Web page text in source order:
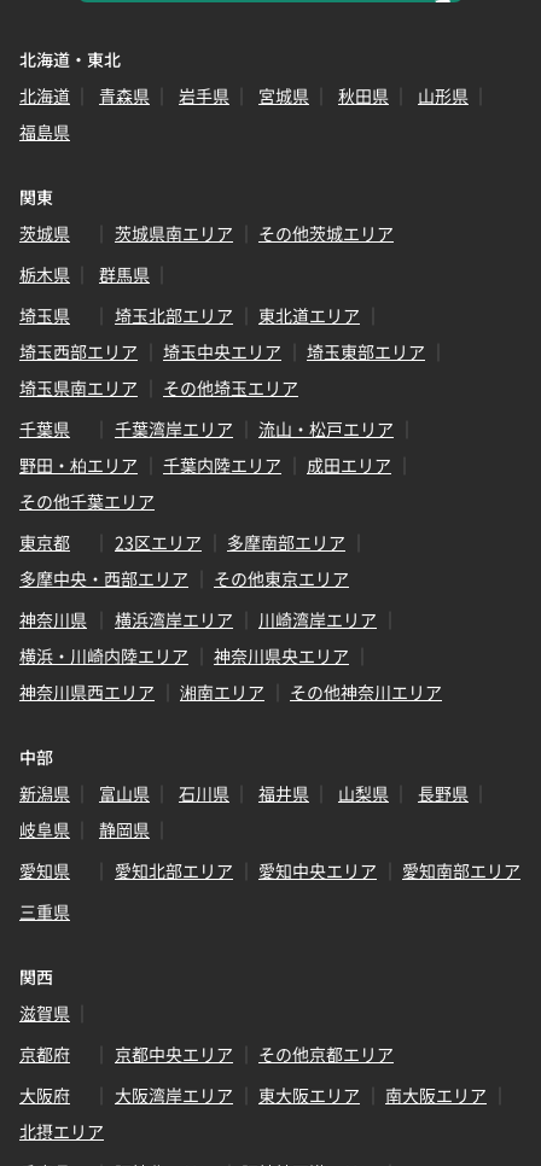
北海道・東北
北海道
青森県 岩手県 宮城県 秋田県
山形県
福島県
関東
茨城県
茨城県南エリア
その他茨城エリア
栃木県
群馬県
埼玉県
埼玉北部エリア
東北道エリア
埼玉西部エリア
埼玉中央エリア
埼玉東部エリア
埼玉県南エリア
その他埼玉エリア
千葉県
千葉湾岸エリア
流山・松戸エリア
野田・柏エリア
千葉内陸エリア
成田エリア
その他千葉エリア
東京都
23区エリア
多摩南部エリア
多摩中央・西部エリア
その他東京エリア
神奈川県
横浜湾岸エリア
川崎湾岸エリア
横浜・川崎内陸エリア
神奈川県央エリア
神奈川県西エリア
湘南エリア その他神奈川エリア
中部
新潟県
富山県 石川県 福井県 山梨県
長野県
岐阜県
静岡県
愛知県
愛知北部エリア 愛知中央エリア
愛知南部エリア
三重県
関西
滋賀県
京都府
京都中央エリア
その他京都エリア
大阪府
大阪湾岸エリア 東大阪エリア
南大阪エリア
北摂エリア